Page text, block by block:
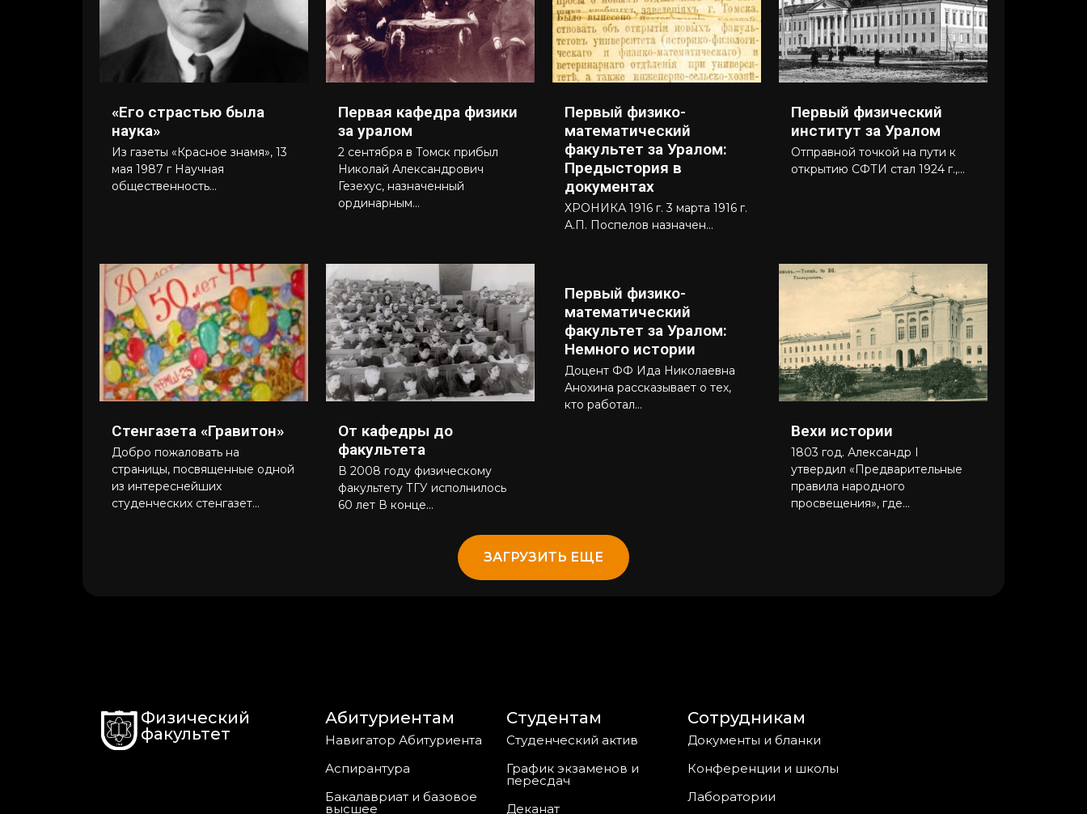
«Его страстью была
наука»
Из газеты «Красное знамя», 13
мая 1987 г Научная
общественность...
Первая кафедра физики
за уралом
2 сентября в Томск прибыл
Николай Александрович
Гезехус, назначенный
ординарным...
Первый физико-
математический
факультет за Уралом:
Предыстория в
документах
ХРОНИКА 1916 г. 3 марта 1916 г.
А.П. Поспелов назначен...
Первый физический
институт за Уралом
Отправной точкой на пути к
открытию СФТИ стал 1924 г.,...
Стенгазета «Гравитон»
Добро пожаловать на
страницы, посвященные одной
из интереснейших
студенческих стенгазет...
От кафедры до
факультета
В 2008 году физическому
факультету ТГУ исполнилось
60 лет В конце...
Первый физико-
математический
факультет за Уралом:
Немного истории
Доцент ФФ Ида Николаевна
Анохина рассказывает о тех,
кто работал...
Вехи истории
1803 год. Александр I
утвердил «Предварительные
правила народного
просвещения», где...
ЗАГРУЗИТЬ ЕЩЕ
Физический
факультет
Абитуриентам
Навигатор Абитуриента
Аспирантура
Бакалавриат и базовое
высшее
Студентам
Студенческий актив
График экзаменов и
пересдач
Деканат
Сотрудникам
Документы и бланки
Конференции и школы
Лаборатории